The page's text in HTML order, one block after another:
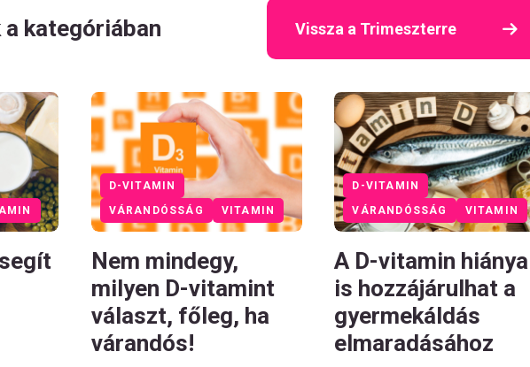
kategóriában Vissza a Trimeszterre
VÁRANDÓSSÁG VITAMIN
D-VITAMIN
Nem mindegy,
milyen D-vitamint
választ, főleg, ha
várandós!
VÁRANDÓSSÁG VITAMIN
D-VITAMIN
A D-vitamin hiánya
is hozzájárulhat a
gyermekáldás
elmaradásához